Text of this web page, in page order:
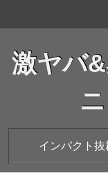
激ヤバ
インパクト